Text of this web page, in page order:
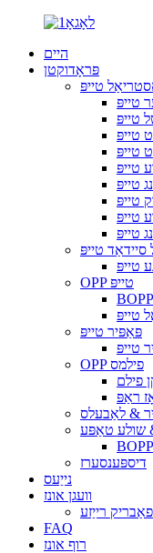
היים
פּראָדוקטן
טייפּ
טייפּ
טייפּ
טייפּ
טייפּ
טייפּ
טייפּ
טייפּ
טייפּ
טייפּ
טייפּ
טייפּ
OPP טייפּ
טייפּ
פּאַפּיר טייפּ
טייפּ
OPP פילמס
פילם
ראַפּ
& לאַבעלס
שולע טאַפּע
דיספּענסערז
נייַעס
וועגן אונז
פאַבריק רייַזע
FAQ
רוף אונז